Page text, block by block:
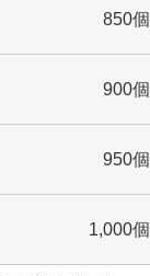
850個
900個
950個
1,000個